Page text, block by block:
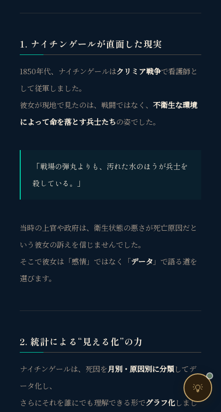
1. ナイチンゲールが直面した現実
1850年代、ナイチンゲールはクリミア戦争で看護師と
して従軍しました。
彼女が現地で見たのは、戦闘ではなく、 不衛生な環境
によって命を落とす兵士たちの姿でした。
「戦場の弾丸よりも、汚れた水のほうが兵士を
殺している。」
当時の上官や政府は、衛生状態の悪さが死亡原因だと
いう彼女の訴えを信じませんでした。
そこで彼女は「感情」ではなく「データ 」で語る道を
選びます。
2. 統計による“見える化”の力
ナイチンゲールは、死因を月別・原因別に分類してデ
ータ化し、
さらにそれを誰にでも理解できる形でグラフ化しまし
💡
個人事業主・経営者・マーケターの方へ。
❤️ ファンを増やしたい
🔍 現状サイトを分析したい
🤝 コンサルティングって？
🧭 個人コーチングとは？